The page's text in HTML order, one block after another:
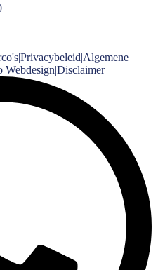
|Privacybeleid|Algemene
Webdesign|Disclaimer